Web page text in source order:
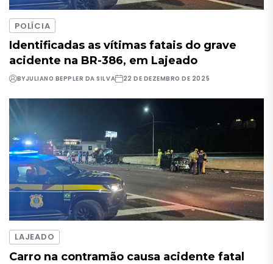
POLÍCIA
Identificadas as vítimas fatais do grave
acidente na BR-386, em Lajeado
BYJULIANO BEPPLER DA SILVA 22 DE DEZEMBRO DE 2025
LAJEADO
Carro na contramão causa acidente fatal